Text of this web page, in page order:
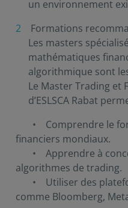
un environnement
Formations
Les masters
mathématiques
algorithmique sont
Le Master Trading et
d’ESLSCA Rabat
• Comprendre le
financiers mondiaux.
• Apprendre à
algorithmes de trading.
• Utiliser des
comme Bloomberg,